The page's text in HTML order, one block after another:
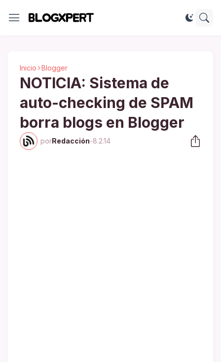
Inicio Blogger
NOTICIA: Sistema de
auto-checking de SPAM
borra blogs en Blogger
porRedacción-8.2.14